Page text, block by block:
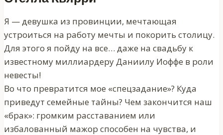
Я — девушка из провинции, мечтающая
устроиться на работу мечты и покорить столицу.
Для этого я пойду на все… даже на свадьбу к
известному миллиардеру Даниилу Иоффе в роли
невесты!
Во что превратится мое «спецзадание»? Куда
приведут семейные тайны? Чем закончится наш
«брак»: громким расставанием или
избалованный мажор способен на чувства, и